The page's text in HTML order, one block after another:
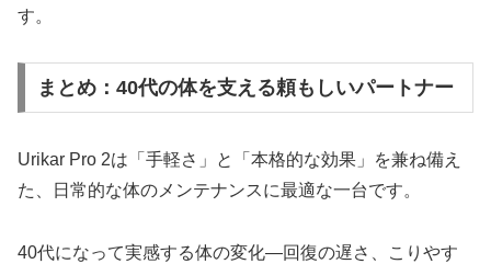
す。
まとめ：40代の体を支える頼もしいパートナー
Urikar Pro 2は「手軽さ」と「本格的な効果」を兼ね備え
た、日常的な体のメンテナンスに最適な一台です。
40代になって実感する体の変化—回復の遅さ、こりやす